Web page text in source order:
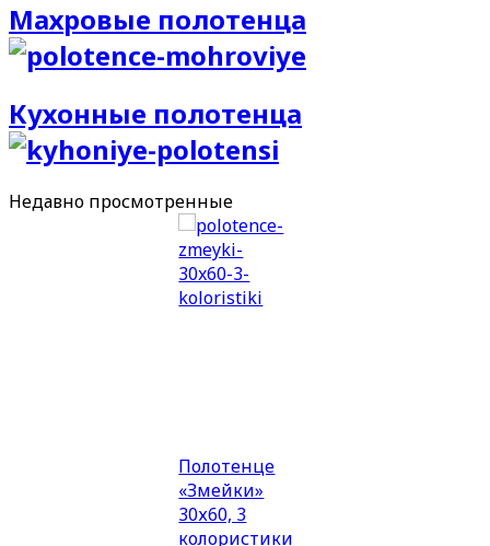
Махровые полотенца
Кухонные полотенца
Недавно просмотренные
Полотенце
«Змейки»
30х60, 3
колористики